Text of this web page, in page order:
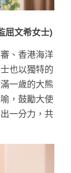
屈文希女士)
、香港海洋
也以獨特的
一歲的大熊
，鼓勵大使
一分力，共